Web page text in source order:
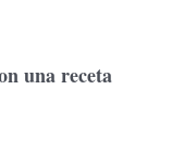
una receta